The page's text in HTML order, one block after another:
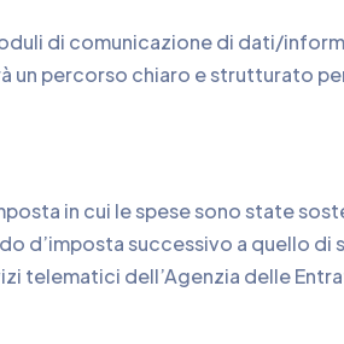
di comunicazione di dati/
percorso chiaro e strutturato
in cui le spese sono state
d’imposta successivo a quello di
telematici dell’Agenzia delle